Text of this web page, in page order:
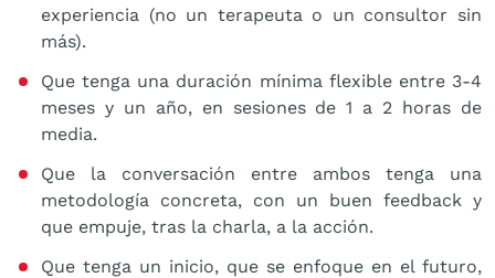
experiencia (no un terapeuta o un consultor sin
más).
Que tenga una duración mínima flexible entre 3-4
meses y un año, en sesiones de 1 a 2 horas de
media.
Que la conversación entre ambos tenga una
metodología concreta, con un buen feedback y
que empuje, tras la charla, a la acción.
Que tenga un inicio, que se enfoque en el futuro,